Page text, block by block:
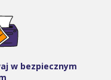
w bezpiecznym